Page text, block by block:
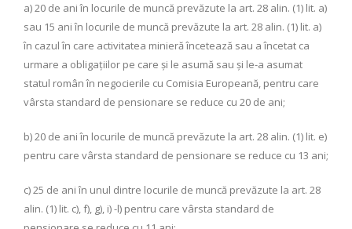
a) 20 de ani în locurile de muncă prevăzute la art. 28 alin. (1) lit. a)
sau 15 ani în locurile de muncă prevăzute la art. 28 alin. (1) lit. a)
în cazul în care activitatea minieră încetează sau a încetat ca
urmare a obligaţiilor pe care şi le asumă sau şi le-a asumat
statul român în negocierile cu Comisia Europeană, pentru care
vârsta standard de pensionare se reduce cu 20 de ani;
b) 20 de ani în locurile de muncă prevăzute la art. 28 alin. (1) lit. e)
pentru care vârsta standard de pensionare se reduce cu 13 ani;
c) 25 de ani în unul dintre locurile de muncă prevăzute la art. 28
alin. (1) lit. c), f), g), i) -l) pentru care vârsta standard de